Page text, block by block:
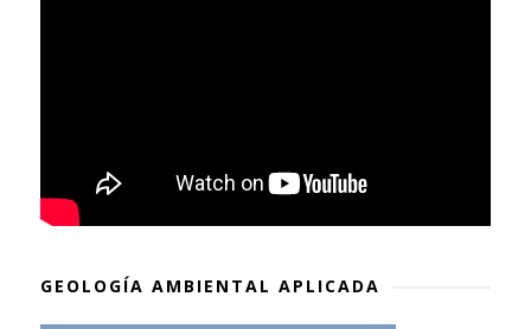
GEOLOGÍA AMBIENTAL APLICADA